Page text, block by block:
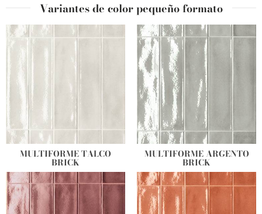
Variantes de color pequeño formato
MULTIFORME TALCO
BRICK
MULTIFORME ARGENTO
BRICK